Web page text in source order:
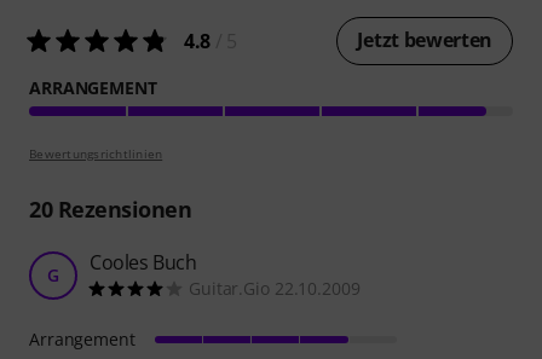
4.8 Jetzt bewerten
ARRANGEMENT
Bewertungsrichtlinien
20Rezensionen
G Cooles Buch
Guitar.Gio 22.10.2009
Arrangement